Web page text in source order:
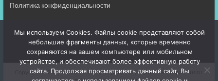
Политика конфиденциальности
Copyright © 2026МБОУ СШ 4. Все права защищены. ТемаSpacious
Мы используем Cookies. Файлы cookie представляют собой
небольшие фрагменты данных, которые временно
сохраняются на вашем компьютере или мобильном
устройстве, и обеспечивают более эффективную работу
сайта. Продолжая просматривать данный сайт, Вы